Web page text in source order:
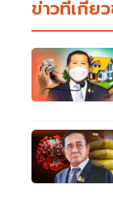
ข่าวที่เกี่ย